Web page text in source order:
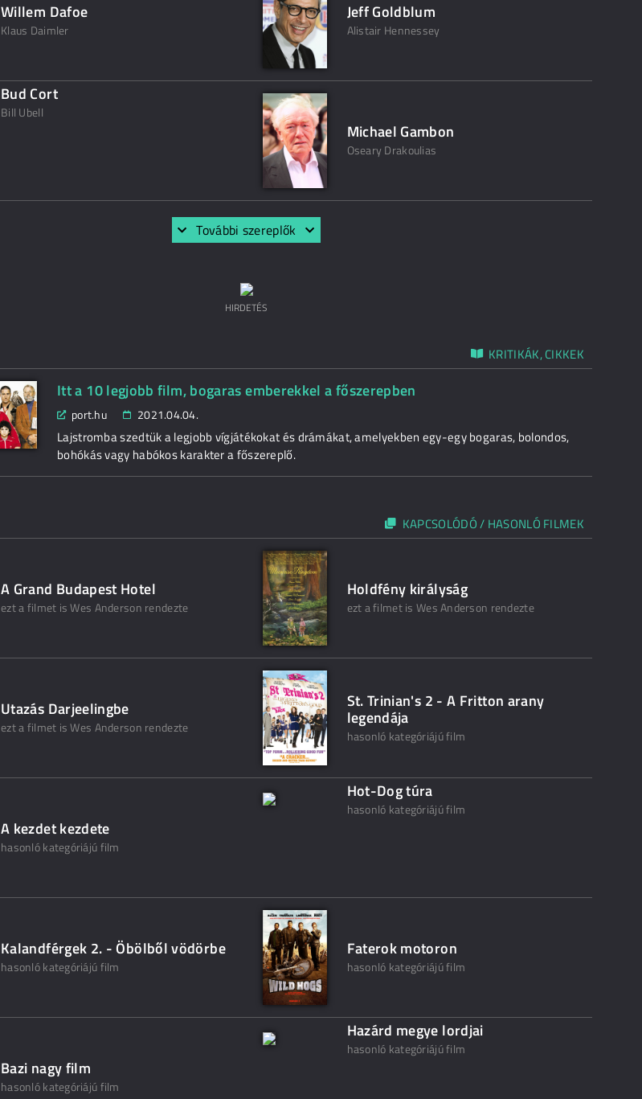
Willem Dafoe
Klaus Daimler
Jeff Goldblum
Alistair Hennessey
Bud Cort
Bill Ubell
Michael Gambon
Oseary Drakoulias
További szereplők
HIRDETÉS
KRITIKÁK, CIKKEK
Itt a 10 legjobb film, bogaras emberekkel a főszerepben
port.hu 2021.04.04.
Lajstromba szedtük a legjobb vígjátékokat és drámákat, amelyekben egy-egy bogaras, bolondos,
bohókás vagy habókos karakter a főszereplő.
KAPCSOLÓDÓ / HASONLÓ FILMEK
A Grand Budapest Hotel
ezt a filmet is Wes Anderson rendezte
Holdfény királyság
ezt a filmet is Wes Anderson rendezte
Utazás Darjeelingbe
ezt a filmet is Wes Anderson rendezte
St. Trinian's 2 - A Fritton arany
legendája
hasonló kategóriájú film
A kezdet kezdete
hasonló kategóriájú film
Hot-Dog túra
hasonló kategóriájú film
Kalandférgek 2. - Öbölből vödörbe
hasonló kategóriájú film
Faterok motoron
hasonló kategóriájú film
Bazi nagy film
hasonló kategóriájú film
Hazárd megye lordjai
hasonló kategóriájú film